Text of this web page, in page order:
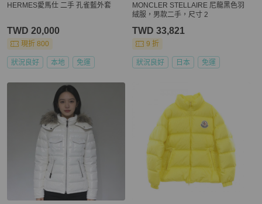
HERMES愛馬仕 二手 孔雀藍外套
TWD 20,000
現折 800
狀況良好 本地 免運
MONCLER STELLAIRE 尼龍黑色羽
絨服，男款二手，尺寸 2
TWD 33,821
9 折
狀況良好 日本 免運